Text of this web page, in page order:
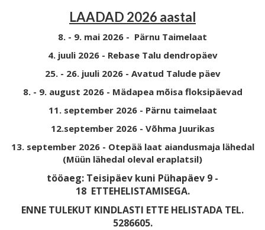
LAADAD 2026 aastal
8. - 9. mai 2026 - Pärnu Taimelaat
4. juuli 2026 - Rebase Talu dendropäev
25. - 26. juuli 2026 - Avatud Talude päev
8. - 9. august 2026 - Mädapea mõisa floksipäevad
11. september 2026 - Pärnu taimelaat
12.september 2026 - Võhma Juurikas
13. september 2026 - Otepää laat aiandusmaja lähedal
(Müün lähedal oleval eraplatsil)
tööaeg: Teisipäev kuni Pühapäev 9 -
18 ETTEHELISTAMISEGA.
ENNE TULEKUT KINDLASTI ETTE HELISTADA TEL.
5286605.